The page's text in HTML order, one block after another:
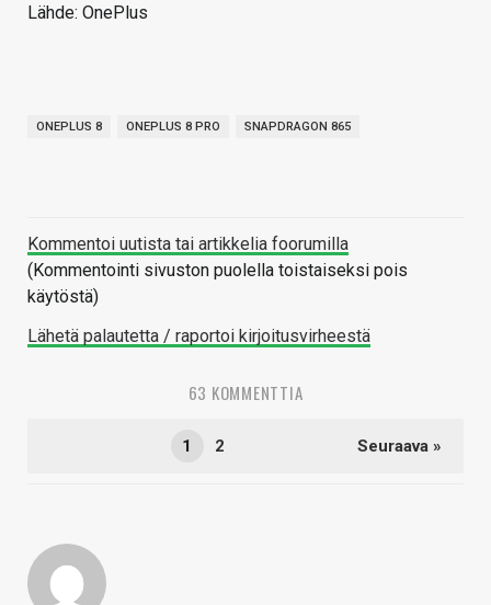
Lähde: OnePlus
ONEPLUS 8 ONEPLUS 8 PRO SNAPDRAGON 865
Kommentoi uutista tai artikkelia foorumilla
(Kommentointi sivuston puolella toistaiseksi pois
käytöstä)
Lähetä palautetta / raportoi kirjoitusvirheestä
63 KOMMENTTIA
1 2 Seuraava »